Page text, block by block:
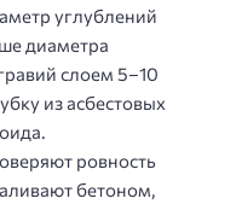
углублений
диаметра
слоем 5–10
из асбестовых
ровность
бетоном,